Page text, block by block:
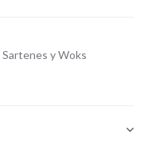
Sartenes y Woks